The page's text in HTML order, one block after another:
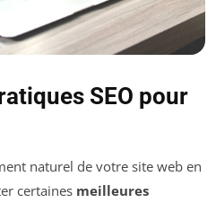
SEO pour
naturel de votre site web en
certaines meilleures